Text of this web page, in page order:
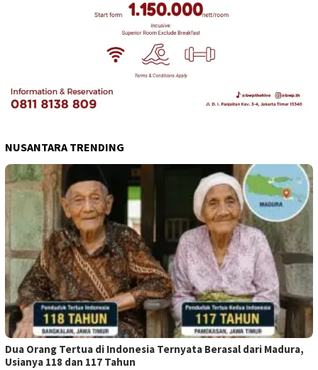
NUSANTARA TRENDING
Dua Orang Tertua di Indonesia Ternyata Berasal dari Madura,
Usianya 118 dan 117 Tahun